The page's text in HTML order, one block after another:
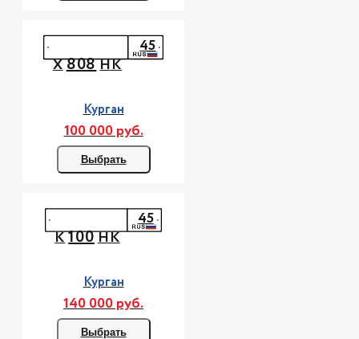
Х808НК
45
Курган
100 000 руб.
Выбрать
К100НК
45
Курган
140 000 руб.
Выбрать